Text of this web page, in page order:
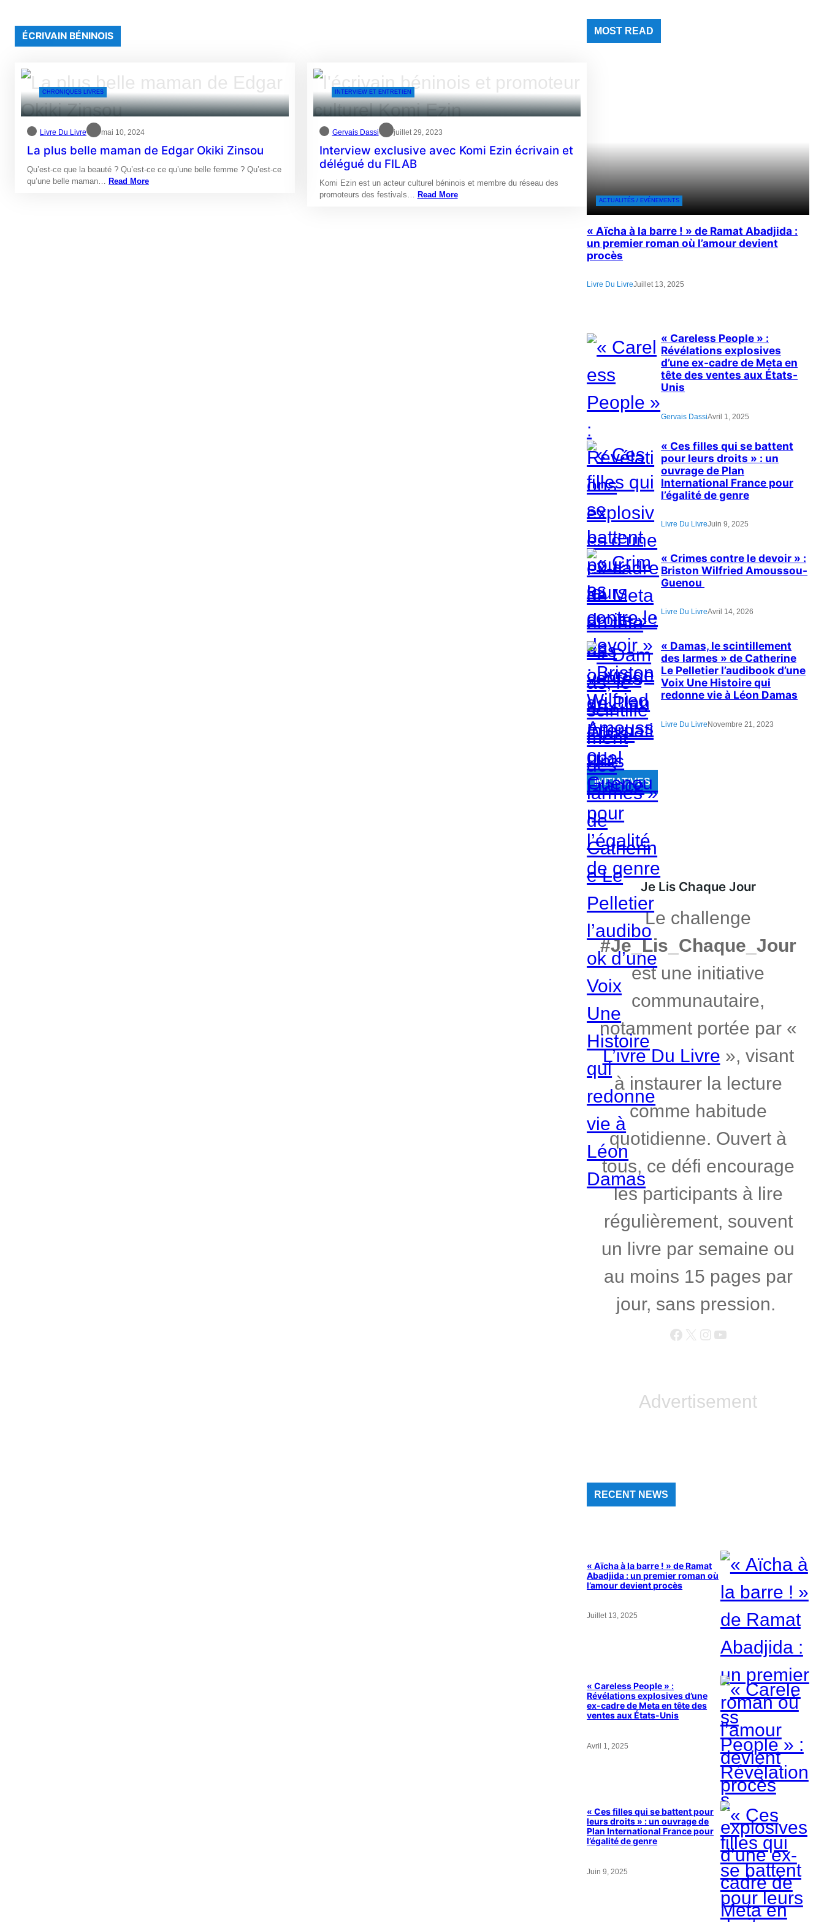
ÉCRIVAIN BÉNINOIS
CHRONIQUES LIVRES
Livre Du Livre mai 10, 2024
La plus belle maman de Edgar Okiki Zinsou
Qu’est-ce que la beauté ? Qu’est-ce ce qu’une belle femme ? Qu’est-ce
qu’une belle maman… Read More
INTERVIEW ET ENTRETIEN
Gervais Dassi juillet 29, 2023
Interview exclusive avec Komi Ezin écrivain et
délégué du FILAB
Komi Ezin est un acteur culturel béninois et membre du réseau des
promoteurs des festivals… Read More
MOST READ
ACTUALITÉS / EVÉNEMENTS
« Aïcha à la barre ! » de Ramat Abadjida :
un premier roman où l’amour devient
procès
Livre Du LivreJuillet 13, 2025
« Careless People » :
Révélations explosives
d’une ex-cadre de Meta en
tête des ventes aux États-
Unis
Gervais DassiAvril 1, 2025
« Ces filles qui se battent
pour leurs droits » : un
ouvrage de Plan
International France pour
l’égalité de genre
Livre Du LivreJuin 9, 2025
« Crimes contre le devoir » :
Briston Wilfried Amoussou-
Guenou
Livre Du LivreAvril 14, 2026
« Damas, le scintillement
des larmes » de Catherine
Le Pelletier l’audibook d’une
Voix Une Histoire qui
redonne vie à Léon Damas
Livre Du LivreNovembre 21, 2023
INITIATIVES
Je Lis Chaque Jour
Le challenge
#Je_Lis_Chaque_Jour
est une initiative
communautaire,
notamment portée par «
L’ivre Du Livre », visant
à instaurer la lecture
comme habitude
quotidienne. Ouvert à
tous, ce défi encourage
les participants à lire
régulièrement, souvent
un livre par semaine ou
au moins 15 pages par
jour, sans pression.
Facebook X Instagram YouTube
Advertisement
RECENT NEWS
« Aïcha à la barre ! » de Ramat
Abadjida : un premier roman où
l’amour devient procès
Juillet 13, 2025
« Careless People » :
Révélations explosives d’une
ex-cadre de Meta en tête des
ventes aux États-Unis
Avril 1, 2025
« Ces filles qui se battent pour
leurs droits » : un ouvrage de
Plan International France pour
l’égalité de genre
Juin 9, 2025